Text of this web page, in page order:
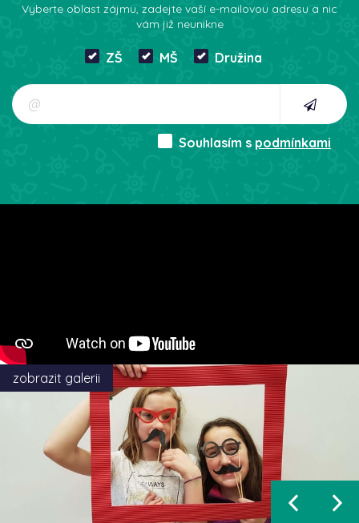
Vyberte oblast zájmu, zadejte vaší e-mailovou adresu a nic
vám již neunikne
ZŠ MŠ Družina
Souhlasím s podmínkami
zobrazit galerii